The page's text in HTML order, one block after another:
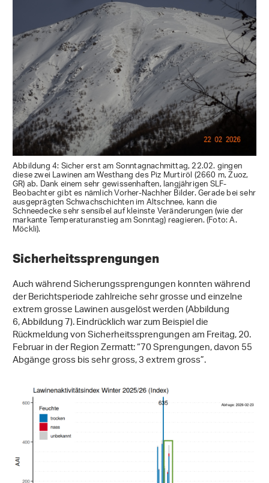
Abbildung 4: Sicher erst am Sonntagnachmittag, 22.02. gingen
diese zwei Lawinen am Westhang des Piz Murtiröl (2660 m, Zuoz,
GR) ab. Dank einem sehr gewissenhaften, langjährigen SLF-
Beobachter gibt es nämlich Vorher-Nachher Bilder. Gerade bei sehr
ausgeprägten Schwachschichten im Altschnee, kann die
Schneedecke sehr sensibel auf kleinste Veränderungen (wie der
markante Temperaturanstieg am Sonntag) reagieren. (Foto: A.
Möckli).
Sicherheitssprengungen
Auch während Sicherungssprengungen konnten während
der Berichtsperiode zahlreiche sehr grosse und einzelne
extrem grosse Lawinen ausgelöst werden (Abbildung
6, Abbildung 7). Eindrücklich war zum Beispiel die
Rückmeldung von Sicherheitssprengungen am Freitag, 20.
Februar in der Region Zermatt: “70 Sprengungen, davon 55
Abgänge gross bis sehr gross, 3 extrem gross”.